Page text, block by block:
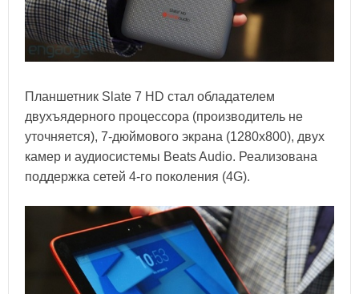
Планшетник Slate 7 HD стал обладателем
двухъядерного процессора (производитель не
уточняется), 7-дюймового экрана (1280x800), двух
камер и аудиосистемы Beats Audio. Реализована
поддержка сетей 4-го поколения (4G).